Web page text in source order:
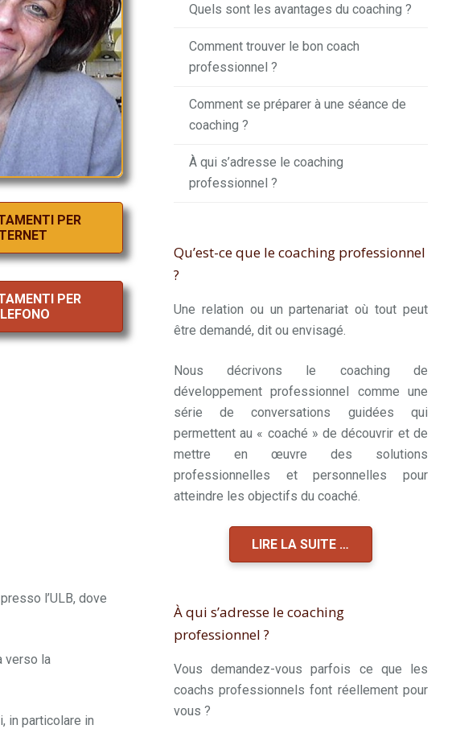
PER
PER
l’ULB, dove
verso la
in particolare in
Quels sont les avantages du coaching ?
Comment trouver le bon coach
professionnel ?
Comment se préparer à une séance de
coaching ?
À qui s’adresse le coaching
professionnel ?
Qu’est-ce que le coaching professionnel
?
Une relation ou un partenariat où tout peut
être demandé, dit ou envisagé.
Nous décrivons le coaching de
développement professionnel comme une
série de conversations guidées qui
permettent au « coaché » de découvrir et de
mettre en œuvre des solutions
professionnelles et personnelles pour
atteindre les objectifs du coaché.
LIRE LA SUITE …
À qui s’adresse le coaching
professionnel ?
Vous demandez-vous parfois ce que les
coachs professionnels font réellement pour
vous ?